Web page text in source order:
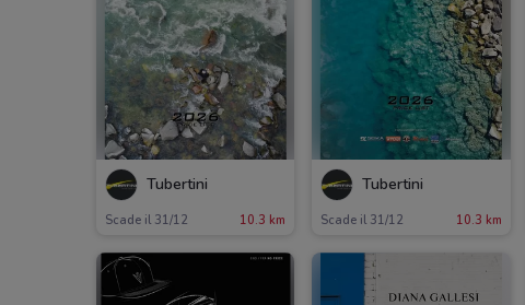
Tubertini
Scade il 31/12 10.3 km
Tubertini
Scade il 31/12 10.3 km